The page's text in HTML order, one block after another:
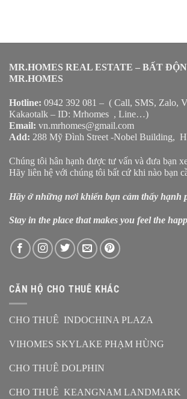
MR.HOMES REAL ESTATE – BẤT
MR.HOMES
Hotline: 0942 392 081 – ( Call, SMS, Zalo,
Kakaotalk – ID: Mrhomes , Line…)
Email: vn.mrhomes@gmail.com
Add: 288 Mỹ Đình Street -Nobel Building,
Chúng tôi hân hạnh được tư vấn và đưa bạn
Hãy liên hệ với chúng tôi bất cứ khi nào bạn
Hãy ở những nơi khiến bạn cảm thấy hạnh
Stay in the place that makes you feel the
CĂN HỘ CHO THUÊ KHÁC
CHO THUÊ INDOCHINA PLAZA
VIHOMES SKYLAKE PHẠM HÙNG
CHO THUÊ DOLPHIN
CHO THUÊ KEANGNAM LANDMARK